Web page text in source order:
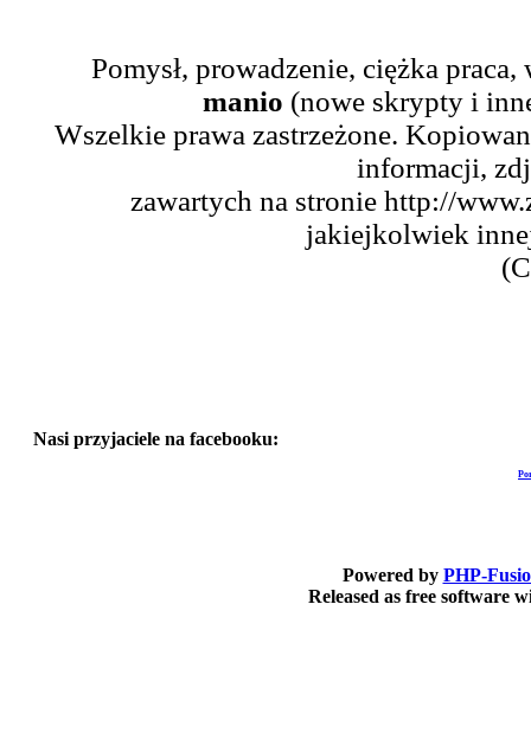
Pomysł, prowadzenie, ciężka
manio (nowe skrypty i
Wszelkie prawa zastrzeżone.
informacji,
zawartych na stronie http://
jakiejkolwiek
Nasi przyjaciele na facebooku:
Powered by PHP-
Released as free software